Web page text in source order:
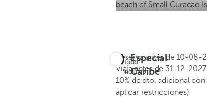
Especial
Caribe
Todo
incluido
Reserva antes de 10-08-
Viaja antes de 31-12-2027
10% de dto. adicional
aplicar restricciones)